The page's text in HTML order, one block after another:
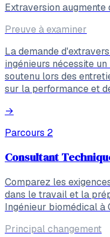
Extraversion augmente
Preuve à examiner
La demande
ingénieurs nécessite
soutenu lors des
sur la performance et
→
Parcours 2
Consultant
Comparez les
dans le travail et la
Ingénieur biomédical à
Principal changement